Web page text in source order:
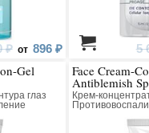
₽ от 896 ₽ 5
Gel
глаз
Face Cream-
Antiblemish
Крем-